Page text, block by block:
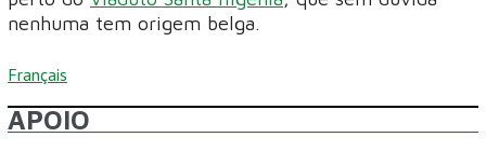
nenhuma tem origem belga.
Français
APOIO